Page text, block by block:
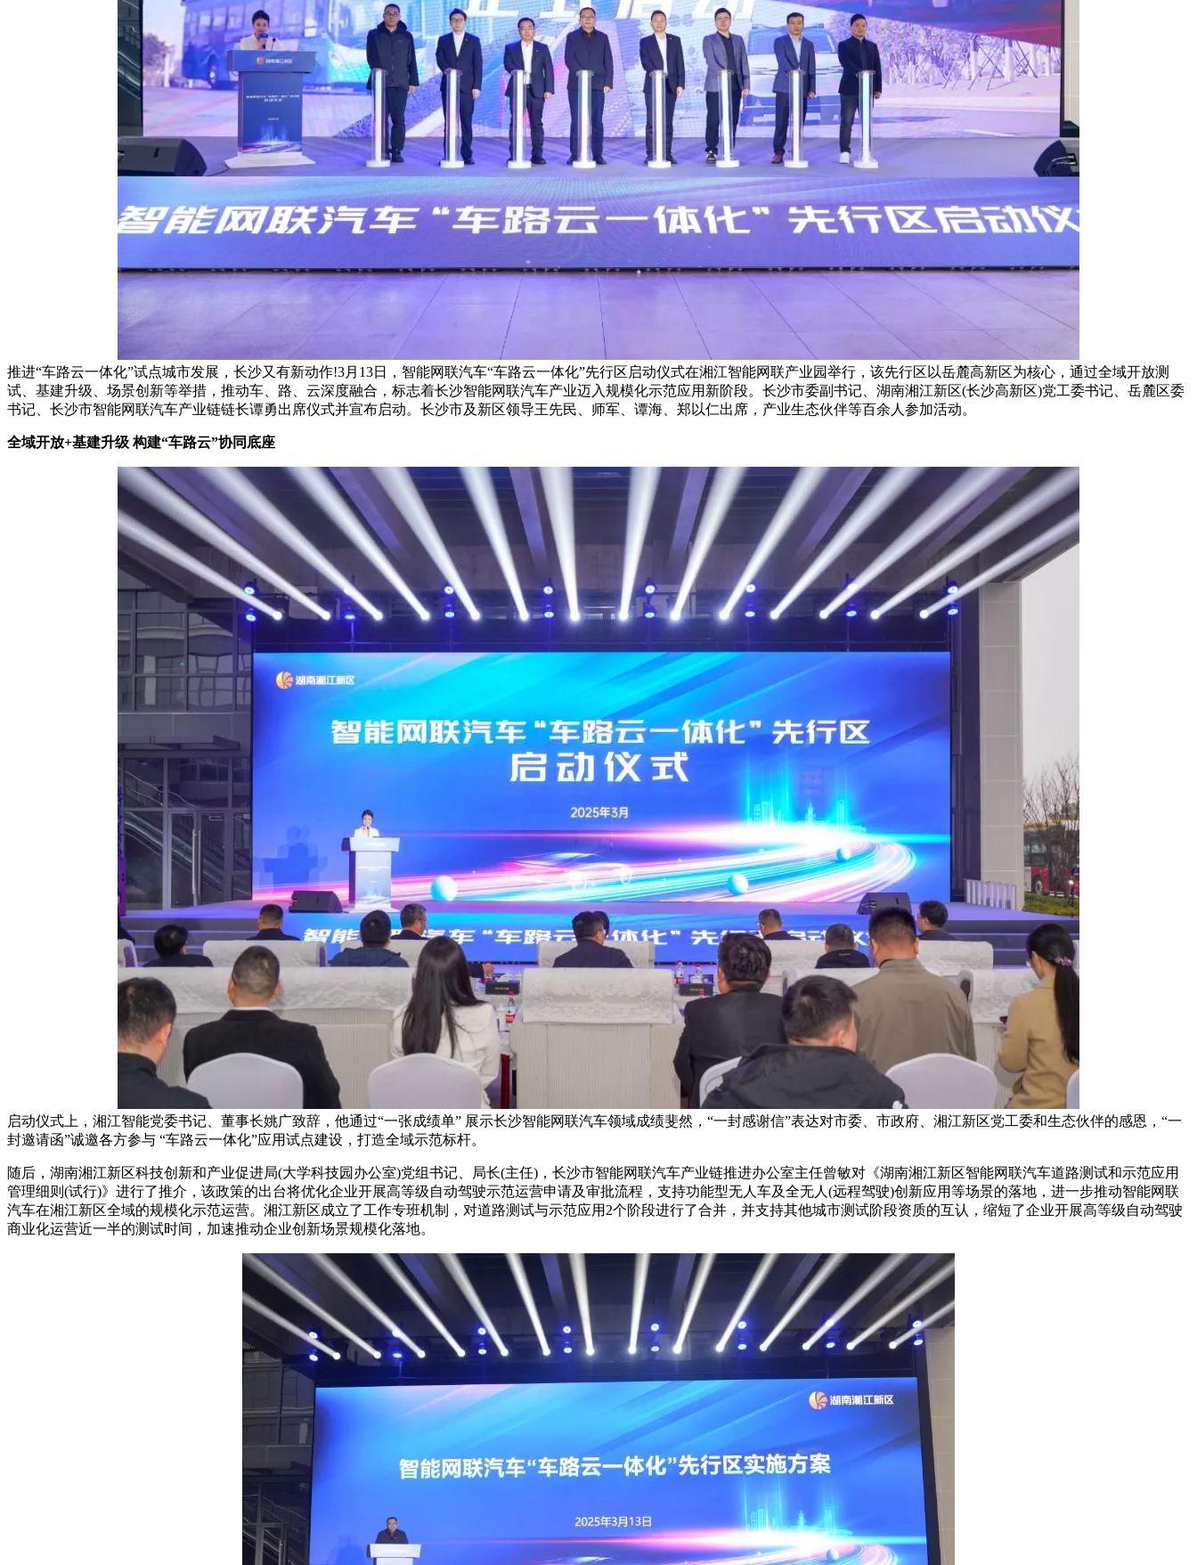
推进“车路云一体化”试点城市发展，长沙又有新动作!3月13日，智能网联汽车“车路云一体化”先行区启动仪式在湘江智能网联产业园举行，该先行区以岳麓高新区为核心，通过全域开放测
试、基建升级、场景创新等举措，推动车、路、云深度融合，标志着长沙智能网联汽车产业迈入规模化示范应用新阶段。长沙市委副书记、湖南湘江新区(长沙高新区)党工委书记、岳麓区委
书记、长沙市智能网联汽车产业链链长谭勇出席仪式并宣布启动。长沙市及新区领导王先民、师军、谭海、郑以仁出席，产业生态伙伴等百余人参加活动。
全域开放+基建升级 构建“车路云”协同底座
启动仪式上，湘江智能党委书记、董事长姚广致辞，他通过“一张成绩单” 展示长沙智能网联汽车领域成绩斐然，“一封感谢信”表达对市委、市政府、湘江新区党工委和生态伙伴的感恩，“一
封邀请函”诚邀各方参与 “车路云一体化”应用试点建设，打造全域示范标杆。
随后，湖南湘江新区科技创新和产业促进局(大学科技园办公室)党组书记、局长(主任)，长沙市智能网联汽车产业链推进办公室主任曾敏对《湖南湘江新区智能网联汽车道路测试和示范应用
管理细则(试行)》进行了推介，该政策的出台将优化企业开展高等级自动驾驶示范运营申请及审批流程，支持功能型无人车及全无人(远程驾驶)创新应用等场景的落地，进一步推动智能网联
汽车在湘江新区全域的规模化示范运营。湘江新区成立了工作专班机制，对道路测试与示范应用2个阶段进行了合并，并支持其他城市测试阶段资质的互认，缩短了企业开展高等级自动驾驶
商业化运营近一半的测试时间，加速推动企业创新场景规模化落地。